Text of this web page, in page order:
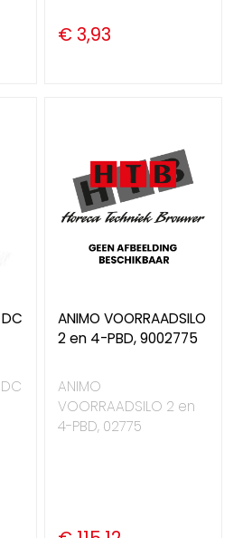
€ 3,93
ANIMO VOORRAADSILO
2 en 4-PBD, 9002775
ANIMO
VOORRAADSILO 2 en
4-PBD, 02775